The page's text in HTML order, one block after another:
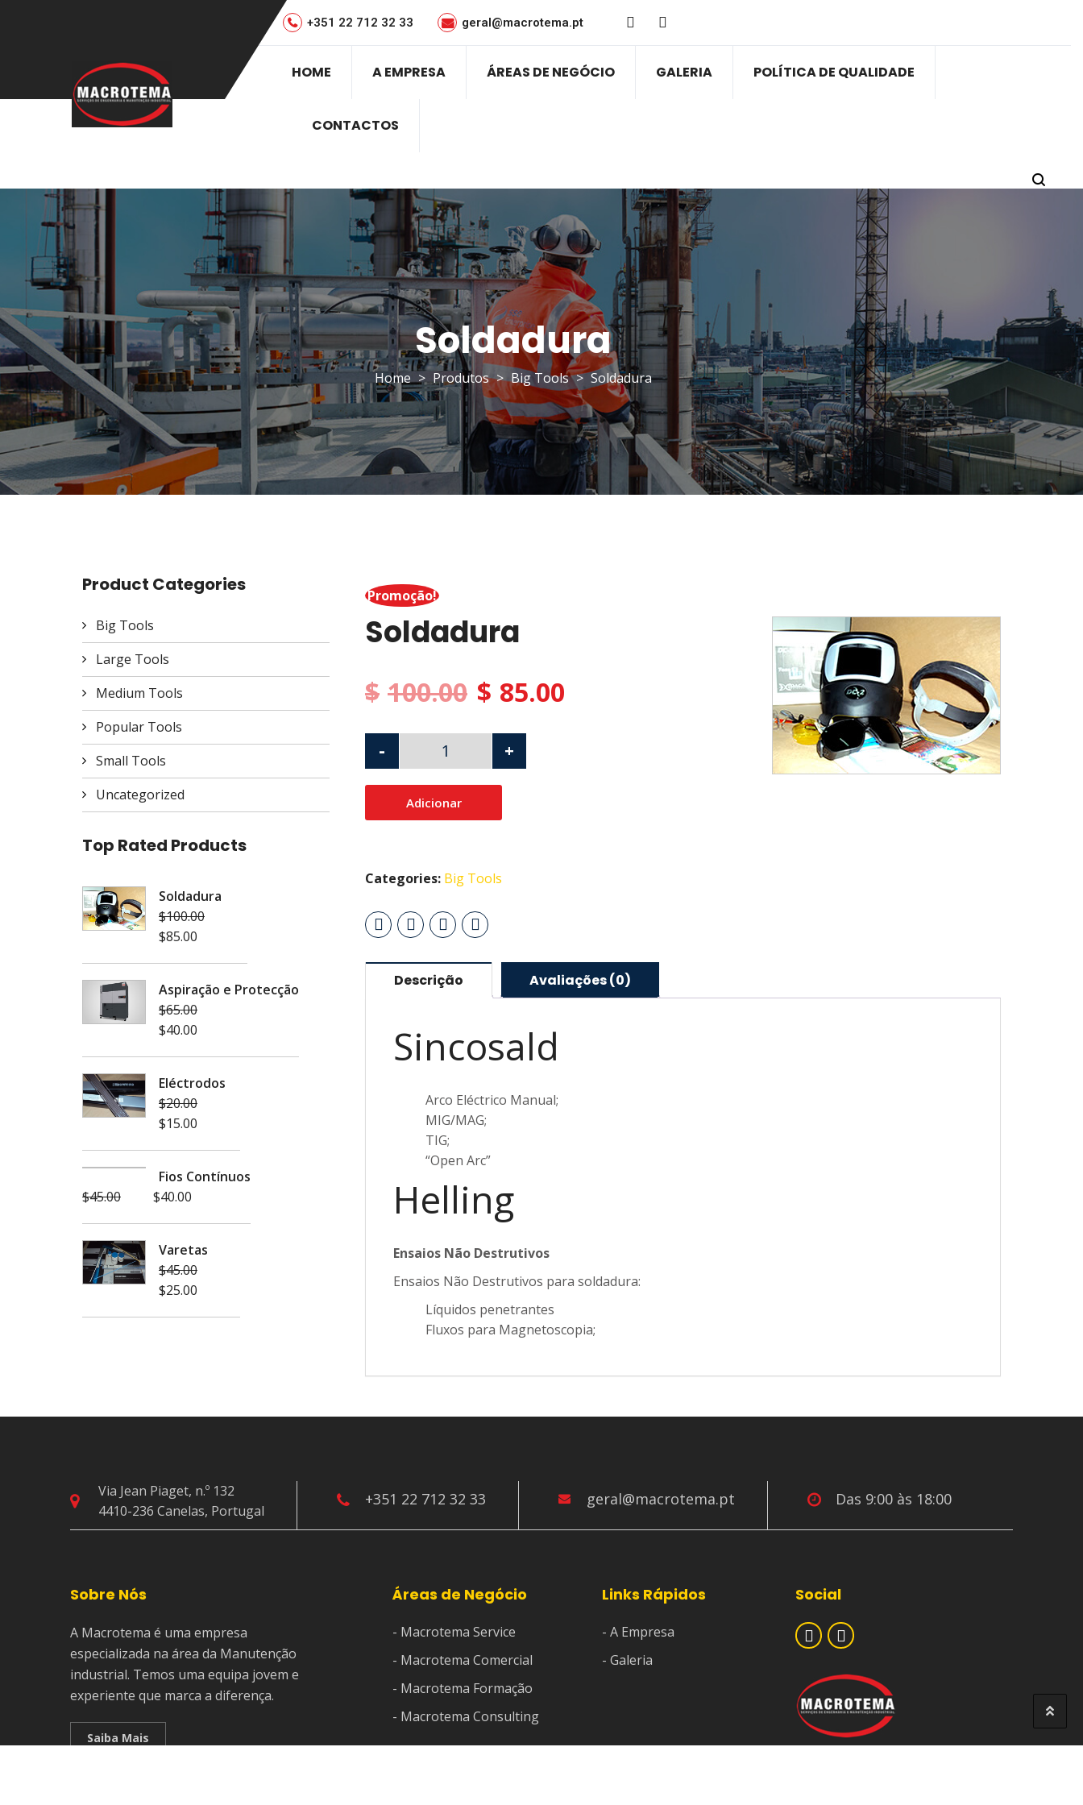
+351 22 712 32 33 geral@macrotema.pt
HOME A EMPRESA ÁREAS DE NEGÓCIO GALERIA POLÍTICA DE QUALIDADE
CONTACTOS
Soldadura
Home > Produtos > Big Tools > Soldadura
Promoção!
Soldadura
$ 100.00 $ 85.00
- +
Adicionar
Categories: Big Tools
Descrição Avaliações (0)
Sincosald
Arco Eléctrico Manual;
MIG/MAG;
TIG;
“Open Arc”
Helling
Ensaios Não Destrutivos
Ensaios Não Destrutivos para soldadura:
Líquidos penetrantes
Fluxos para Magnetoscopia;
Product Categories
Big Tools
Large Tools
Medium Tools
Popular Tools
Small Tools
Uncategorized
Top Rated Products
Soldadura
$100.00
$85.00
Aspiração e Protecção
$65.00
$40.00
Eléctrodos
$20.00
$15.00
Fios Contínuos
$45.00 $40.00
Varetas
$45.00
$25.00
Via Jean Piaget, n.º 132
4410-236 Canelas, Portugal
+351 22 712 32 33 geral@macrotema.pt Das 9:00 às 18:00
Sobre Nós
A Macrotema é uma empresa
especializada na área da Manutenção
industrial. Temos uma equipa jovem e
experiente que marca a diferença.
Saiba Mais
Áreas de Negócio
- Macrotema Service
- Macrotema Comercial
- Macrotema Formação
- Macrotema Consulting
Links Rápidos
- A Empresa
- Galeria
Social